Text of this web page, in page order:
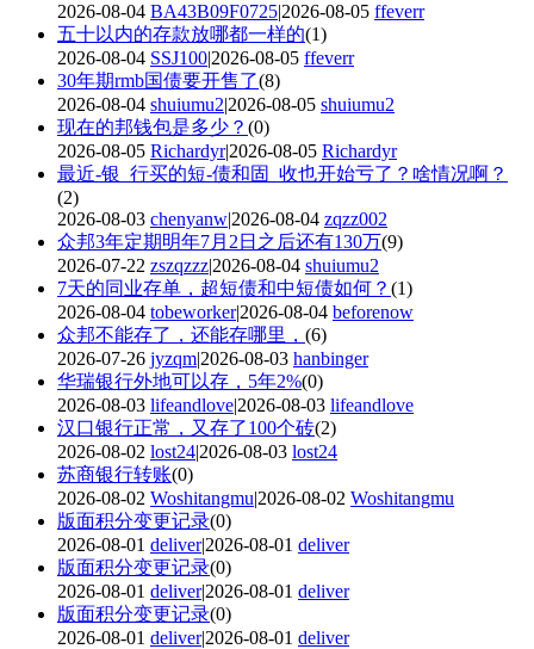
2026-08-04 BA43B09F0725|2026-08-05 ffeverr
五十以内的存款放哪都一样的(1)
2026-08-04 SSJ100|2026-08-05 ffeverr
30年期rmb国债要开售了(8)
2026-08-04 shuiumu2|2026-08-05 shuiumu2
现在的邦钱包是多少？ (0)
2026-08-05 Richardyr|2026-08-05 Richardyr
最近-银_行买的短-债和固_收也开始亏了？啥情况啊？
(2)
2026-08-03 chenyanw|2026-08-04 zqzz002
众邦3年定期明年7月2日之后还有130万(9)
2026-07-22 zszqzzz|2026-08-04 shuiumu2
7天的同业存单，超短债和中短债如何？ (1)
2026-08-04 tobeworker|2026-08-04 beforenow
众邦不能存了，还能存哪里， (6)
2026-07-26 jyzqm|2026-08-03 hanbinger
华瑞银行外地可以存，5年2%(0)
2026-08-03 lifeandlove|2026-08-03 lifeandlove
汉口银行正常，又存了100个砖(2)
2026-08-02 lost24|2026-08-03 lost24
苏商银行转账(0)
2026-08-02 Woshitangmu|2026-08-02 Woshitangmu
版面积分变更记录(0)
2026-08-01 deliver|2026-08-01 deliver
版面积分变更记录(0)
2026-08-01 deliver|2026-08-01 deliver
版面积分变更记录(0)
2026-08-01 deliver|2026-08-01 deliver